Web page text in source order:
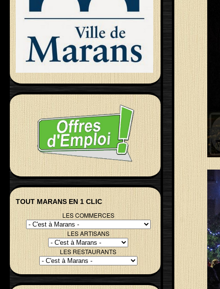
TOUT MARANS EN 1 CLIC
LES COMMERCES
LES ARTISANS
LES RESTAURANTS